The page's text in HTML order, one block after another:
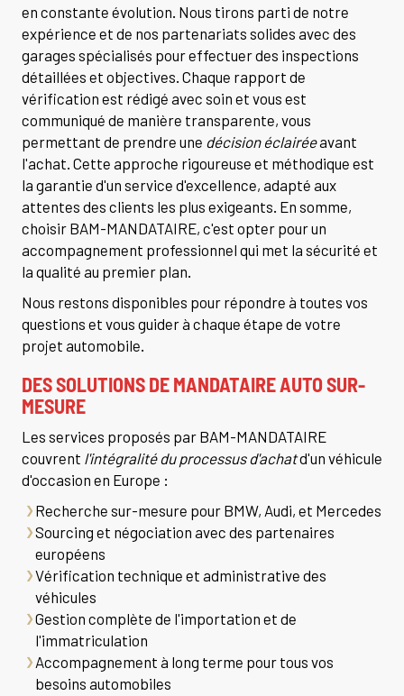
en constante évolution. Nous tirons parti de notre
expérience et de nos partenariats solides avec des
garages spécialisés pour effectuer des inspections
détaillées et objectives. Chaque rapport de
vérification est rédigé avec soin et vous est
communiqué de manière transparente, vous
permettant de prendre une décision éclairéeavant
l'achat. Cette approche rigoureuse et méthodique est
la garantie d'un service d'excellence, adapté aux
attentes des clients les plus exigeants. En somme,
choisir BAM-MANDATAIRE, c'est opter pour un
accompagnement professionnel qui met la sécurité et
la qualité au premier plan.
Nous restons disponibles pour répondre à toutes vos
questions et vous guider à chaque étape de votre
projet automobile.
DES SOLUTIONS DE MANDATAIRE AUTO SUR-
MESURE
Les services proposés par BAM-MANDATAIRE
couvrent l'intégralité du processus d'achatd'un véhicule
d'occasion en Europe :
Recherche sur-mesure pour BMW, Audi, et Mercedes
Sourcing et négociation avec des partenaires
européens
Vérification technique et administrative des
véhicules
Gestion complète de l'importation et de
l'immatriculation
Accompagnement à long terme pour tous vos
besoins automobiles